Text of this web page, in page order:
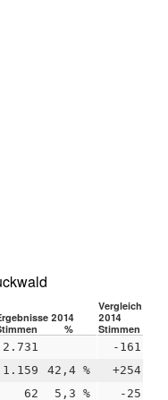
2014
Vergleich
2014
% Stimmen
2.731 -161
1.159 42,4 % +254
62 5,3 % -25